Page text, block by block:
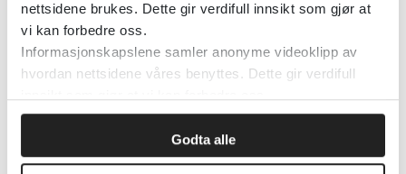
nettsidene brukes. Dette gir verdifull innsikt som gjør at
vi kan forbedre oss.
Informasjonskapslene samler anonyme videoklipp av
hvordan nettsidene våres benyttes. Dette gir verdifull
Godta alle
Lokalt psykisk helse- og rusarbeid
- samleside
Helsedirektoratet